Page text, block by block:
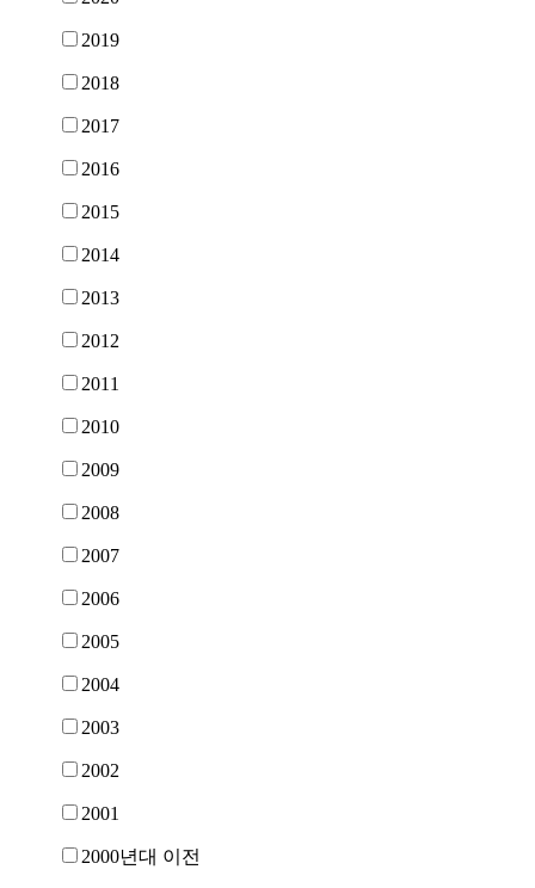
2019
2018
2017
2016
2015
2014
2013
2012
2011
2010
2009
2008
2007
2006
2005
2004
2003
2002
2001
2000년대 이전